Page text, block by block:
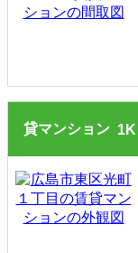
貸マンション 1K